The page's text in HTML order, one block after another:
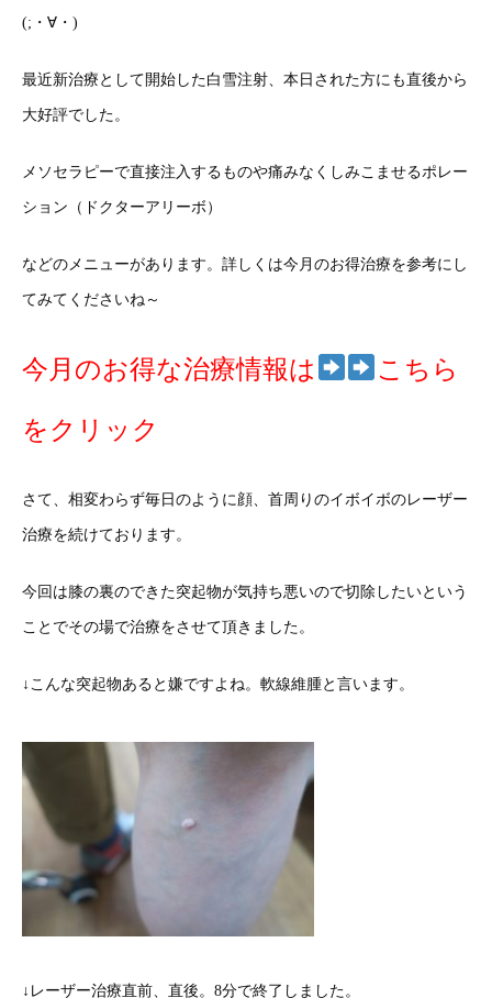
(;・∀・)
最近新治療として開始した白雪注射、本日された方にも直後から
大好評でした。
メソセラピーで直接注入するものや痛みなくしみこませるポレー
ション（ドクターアリーボ）
などのメニューがあります。詳しくは今月のお得治療を参考にし
てみてくださいね～
今月のお得な治療情報は こちら
をクリック
さて、相変わらず毎日のように顔、首周りのイボイボのレーザー
治療を続けております。
今回は膝の裏のできた突起物が気持ち悪いので切除したいという
ことでその場で治療をさせて頂きました。
↓こんな突起物あると嫌ですよね。軟線維腫と言います。
↓レーザー治療直前、直後。8分で終了しました。